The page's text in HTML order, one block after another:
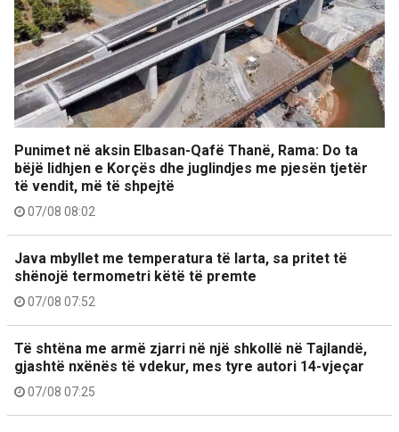
Punimet në aksin Elbasan-Qafë Thanë, Rama: Do ta
bëjë lidhjen e Korçës dhe juglindjes me pjesën tjetër
të vendit, më të shpejtë
07/08 08:02
Java mbyllet me temperatura të larta, sa pritet të
shënojë termometri këtë të premte
07/08 07:52
Të shtëna me armë zjarri në një shkollë në Tajlandë,
gjashtë nxënës të vdekur, mes tyre autori 14-vjeçar
07/08 07:25